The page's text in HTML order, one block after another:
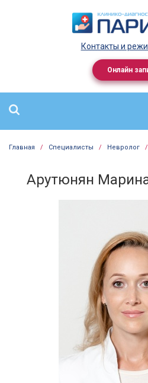
Контакты и
Онлайн
Главная / Специалисты / Невролог /
Арутюнян